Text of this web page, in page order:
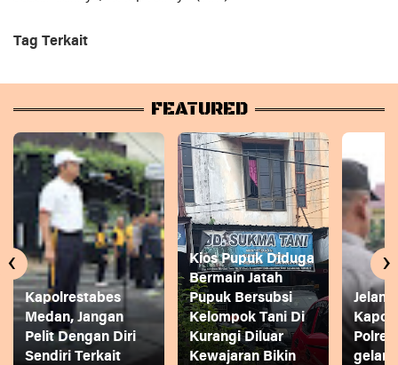
Tag Terkait
FEATURED
Kapolrestabes
Medan, Jangan
Pelit Dengan Diri
Sendiri Terkait
Kios Pupuk Diduga
Bermain Jatah
Pupuk Bersubsi
Kelompok Tani Di
Kurangi Diluar
Kewajaran Bikin
gelar
‹ ›